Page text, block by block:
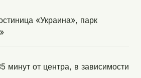
«Украина», парк
минут от центра, в зависимости